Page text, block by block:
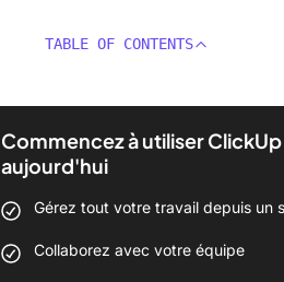
TABLE OF CONTENTS
Commencez à utiliser
aujourd'hui
Gérez tout votre travail depuis un
Collaborez avec votre équipe